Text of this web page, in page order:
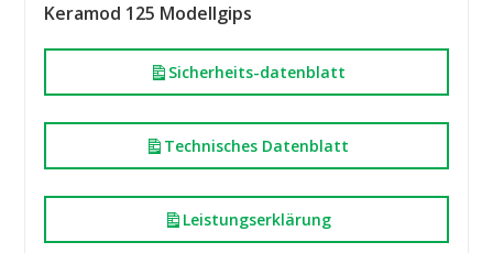
Keramod 125 Modellgips
Sicherheits-datenblatt
Technisches Datenblatt
Leistungserklärung